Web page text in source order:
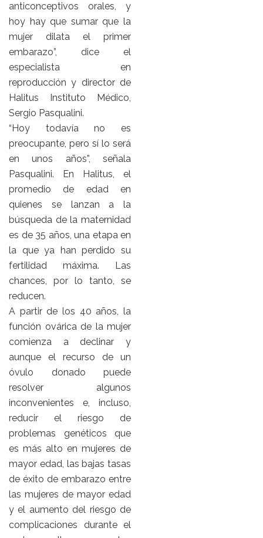
anticonceptivos orales, y
hoy hay que sumar que la
mujer dilata el primer
embarazo”, dice el
especialista en
reproducción y director de
Halitus Instituto Médico,
Sergio Pasqualini.
“Hoy todavía no es
preocupante, pero sí lo será
en unos años”, señala
Pasqualini. En Halitus, el
promedio de edad en
quienes se lanzan a la
búsqueda de la maternidad
es de 35 años, una etapa en
la que ya han perdido su
fertilidad máxima. Las
chances, por lo tanto, se
reducen.
A partir de los 40 años, la
función ovárica de la mujer
comienza a declinar y
aunque el recurso de un
óvulo donado puede
resolver algunos
inconvenientes e, incluso,
reducir el riesgo de
problemas genéticos que
es más alto en mujeres de
mayor edad, las bajas tasas
de éxito de embarazo entre
las mujeres de mayor edad
y el aumento del riesgo de
complicaciones durante el